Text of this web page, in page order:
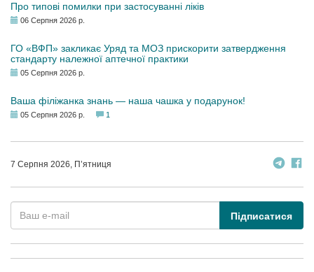
Про типові помилки при застосуванні ліків
06 Серпня 2026 р.
ГО «ВФП» закликає Уряд та МОЗ прискорити затвердження
стандарту належної аптечної практики
05 Серпня 2026 р.
Ваша філіжанка знань — наша чашка у подарунок!
05 Серпня 2026 р. 1
7 Серпня 2026, П’ятниця
Підписатися